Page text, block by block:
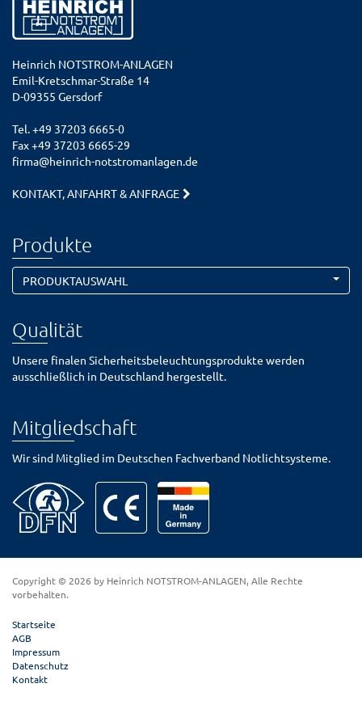
Heinrich NOTSTROM-ANLAGEN
Emil-Kretschmar-Straße 14
D-09355 Gersdorf
Tel. +49 37203 6665-0
Fax +49 37203 6665-29
firma@heinrich-notstromanlagen.de
KONTAKT, ANFAHRT & ANFRAGE
Produkte
PRODUKTAUSWAHL
Qualität
Unsere finalen Sicherheitsbeleuchtungsprodukte werden
ausschließlich in Deutschland hergestellt.
Mitgliedschaft
Wir sind Mitglied im Deutschen Fachverband Notlichtsysteme.
Copyright © 2026 by Heinrich NOTSTROM-ANLAGEN, Alle Rechte
vorbehalten.
Startseite
AGB
Impressum
Datenschutz
Kontakt